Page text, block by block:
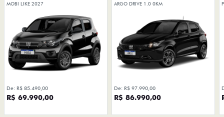
MOBI LIKE 2027
De: R$ 85.490,00
R$ 69.990,00
ARGO DRIVE 1.0 0KM
De: R$ 97.990,00
R$ 86.990,00